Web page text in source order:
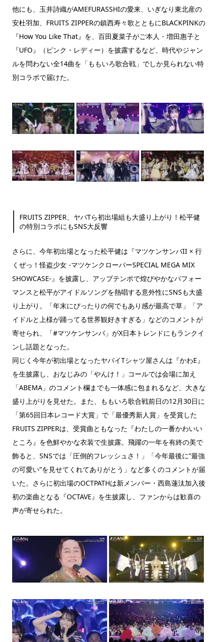
他にも、玉井詩織がAMEFURASSHIの愛来、いぎなり東北産の
安杜羽加、FRUITS ZIPPERの鎮西寿々歌とともにBLACKPINKの
『How You Like That』を、百田夏菜子がご本人・増田惠子と
『UFO』（ピンク・レディー）を披露するなど、時代やジャン
ルを問わない全14曲を「ももいろ歌合戦」でしか見られない特
別コラボで届けた。
FRUITS ZIPPER、ヤバTら初出場組も大盛り上がり！松平健
の特別コラボにもSNS大反響
さらに、今年初出場となった松平健は『マツケンサンバII × 行
くぜっ！怪盗少女 -マツケンクローバーSPECIAL MEGA MIX
SHOWCASE-』を披露し、アップテンポで煌びやかなパフォー
マンスと松平がアイドルソングを熱唱する意外性にSNSも大盛
り上がり。「年末にぴったりの何でもあり感が最高で草」「ア
イドルと上様が踊ってる世界観好きすぎる」などのコメントが
寄せられ、「#マツケンサンバ」がX日本トレンドにもランクイ
ンし話題となった。
同じく今年が初出場となったヤバイTシャツ屋さんは『かわE』
を生披露し、おなじみの「やんけ！」コールでは会場に加え
「ABEMA」のコメント欄までも一体感に包まれるなど、大きな
盛り上がりを見せた。また、ももいろ歌合戦前日の12月30日に
「第65回日本レコード大賞」で「最優秀新人賞」を受賞した
FRUITS ZIPPERは、受賞曲ともなった『わたしの一番かわいい
ところ』を色鮮やかな衣装で生披露。飛躍の一年を有終の美で
飾ると、SNSでは「圧倒的フレッシュさ！」「今年最後に”最強
の可愛い”を見せてくれてありがとう」など多くのコメントが届
いた。さらに初出場のOCTPATHは新メンバー・西島蓮汰加入後
初の楽曲となる『OCTAVE』を生披露し、ファンからは歓喜の
声が寄せられた。